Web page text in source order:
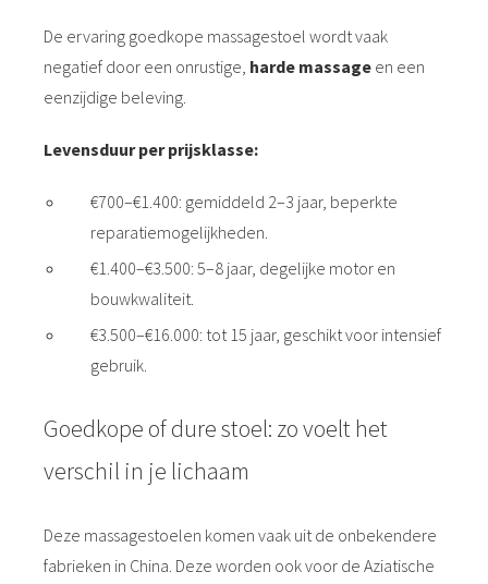
De ervaring goedkope massagestoel wordt vaak
negatief door een onrustige, harde massage en een
eenzijdige beleving.
Levensduur per prijsklasse:
€700–€1.400: gemiddeld 2–3 jaar, beperkte
reparatiemogelijkheden.
€1.400–€3.500: 5–8 jaar, degelijke motor en
bouwkwaliteit.
€3.500–€16.000: tot 15 jaar, geschikt voor intensief
gebruik.
Goedkope of dure stoel: zo voelt het
verschil in je lichaam
Deze massagestoelen komen vaak uit de onbekendere
fabrieken in China. Deze worden ook voor de Aziatische